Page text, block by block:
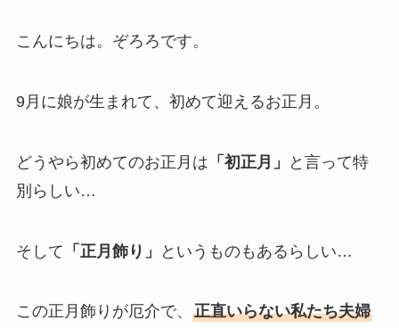
こんにちは。ぞろろです。
9月に娘が生まれて、初めて迎えるお正月。
どうやら初めてのお正月は 「初正月」
と言って特
別らしい…
そして 「正月飾り」 というものもあるらしい…
この正月飾りが厄介で、 正直いらない私たち夫婦